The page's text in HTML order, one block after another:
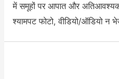
में समूहों पर आपात और
श्यामपट फोटो, वीडियो/ऑडियो